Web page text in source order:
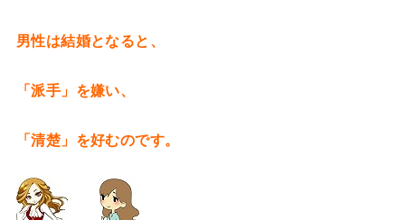
男性は結婚となると、
「派手」を嫌い、
「清楚」を好むのです。